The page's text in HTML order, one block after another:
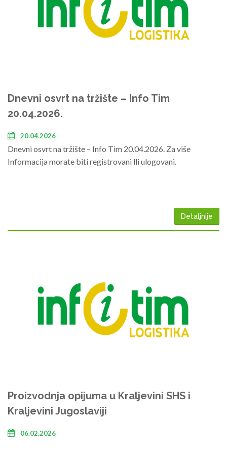
Dnevni osvrt na tržište – Info Tim
20.04.2026.
20.04.2026
Dnevni osvrt na tržište – Info Tim 20.04.2026. Za više
Informacija morate biti registrovani lli ulogovani.
Detaljnije
Proizvodnja opijuma u Kraljevini SHS i
Kraljevini Jugoslaviji
06.02.2026